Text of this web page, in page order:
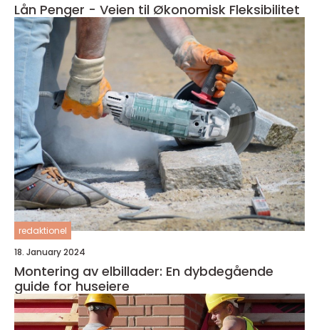
Lån Penger - Veien til Økonomisk Fleksibilitet
redaktionel
18. January 2024
Montering av elbillader: En dybdegående
guide for huseiere